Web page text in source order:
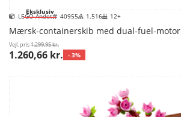
Eksklusiv
LEGO Andet 40955 1.516 12+
Mærsk-containerskib med dual-fuel-motor
Vejl. pris1.299,95 kr.
1.260,66 kr. - 3%